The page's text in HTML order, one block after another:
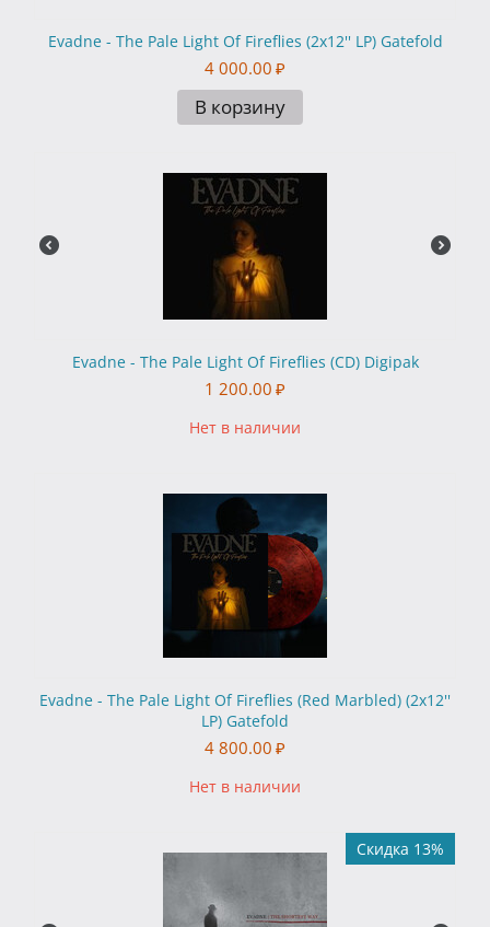
Evadne - The Pale Light Of Fireflies (2x12'' LP) Gatefold
4 000.00 ₽
В корзину
Evadne - The Pale Light Of Fireflies (CD) Digipak
1 200.00 ₽
Нет в наличии
Evadne - The Pale Light Of Fireflies (Red Marbled) (2x12''
LP) Gatefold
4 800.00 ₽
Нет в наличии
Скидка 13%